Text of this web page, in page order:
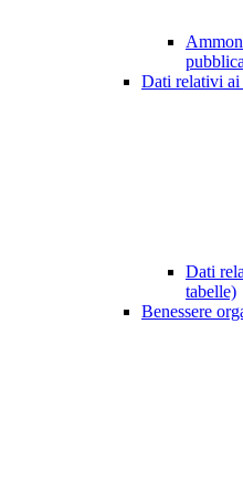
Dati relativi ai
Dati
tabelle)
Benessere